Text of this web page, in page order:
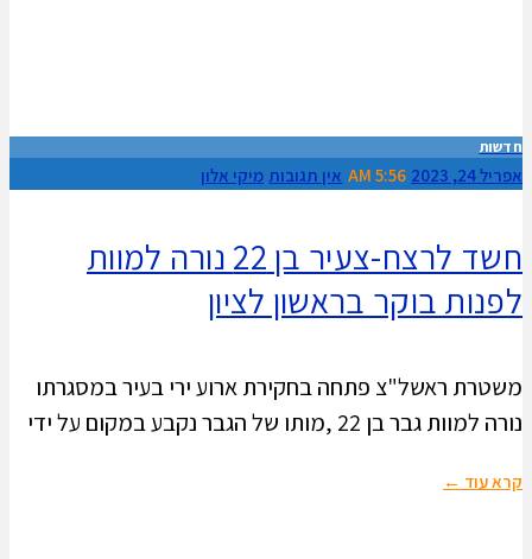
חדשות
אפריל 24, 2023 5:56 AM אין תגובות מיקי אלון
חשד לרצח-צעיר בן 22 נורה למוות
לפנות בוקר בראשון לציון
משטרת ראשל"צ פתחה בחקירת ארוע ירי בעיר במסגרתו
נורה למוות גבר בן 22 ,מותו של הגבר נקבע במקום על ידי
קרא עוד ←